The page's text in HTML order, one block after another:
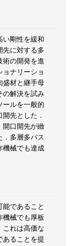
い剛性を緩和
先に対する多
術の開発を進
ナリーショ
盛材と継手母
の解決を試み
ールを一般的
先とした．
開口開先が緻
．多層多パス
機械でも達成
であること
機械でも厚板
これは高価な
あることを提